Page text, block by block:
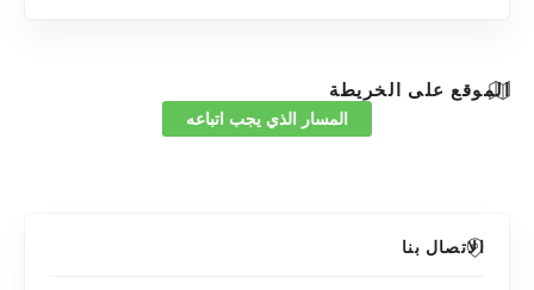
الموقع على الخريطة
المسار الذي يجب اتباعه
الاتصال بنا